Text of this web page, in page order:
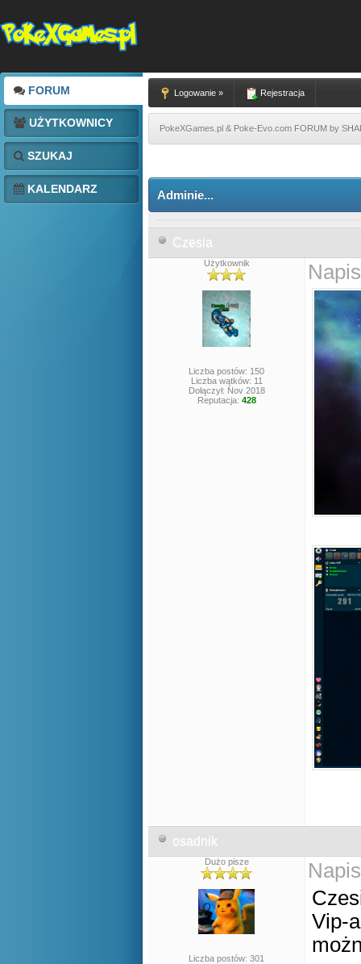
FORUM
UŻYTKOWNICY
SZUKAJ
KALENDARZ
Logowanie » Rejestracja
PokeXGames.pl & Poke-Evo.com FORUM by
Adminie...
Czesia
Użytkownik
Liczba postów: 150
Liczba wątków: 11
Dołączył: Nov 2018
Reputacja: 428
osadnik
Dużo pisze
Liczba postów: 301
Vip-